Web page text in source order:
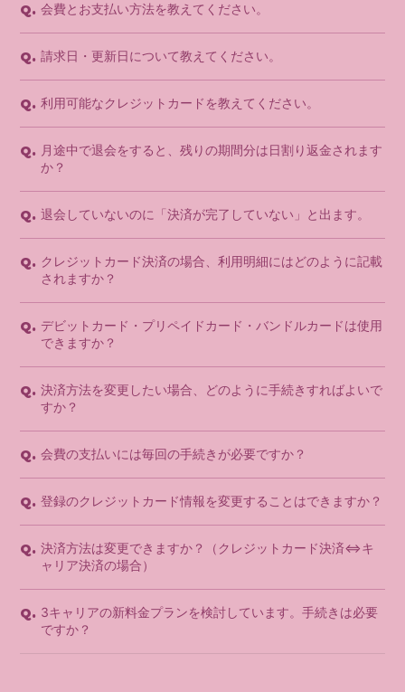
Q. 会費とお支払い方法を教えてください。
Q. 請求日・更新日について教えてください。
Q. 利用可能なクレジットカードを教えてください。
Q. 月途中で退会をすると、残りの期間分は日割り返金されます
か？
Q. 退会していないのに「決済が完了していない」と出ます。
Q. クレジットカード決済の場合、利用明細にはどのように記載
されますか？
Q. デビットカード・プリペイドカード・バンドルカードは使用
できますか？
Q. 決済方法を変更したい場合、どのように手続きすればよいで
すか？
Q. 会費の支払いには毎回の手続きが必要ですか？
Q. 登録のクレジットカード情報を変更することはできますか？
Q. 決済方法は変更できますか？（クレジットカード決済⇔キ
ャリア決済の場合）
Q. 3キャリアの新料金プランを検討しています。手続きは必要
ですか？